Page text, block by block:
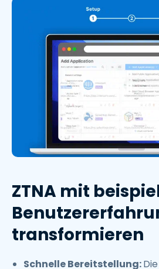
ZTNA mit
transformieren
Schnelle Bereitstellung: